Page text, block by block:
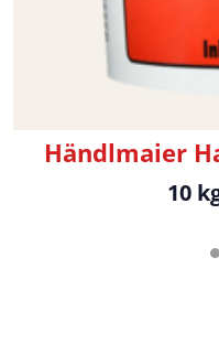
Händlmaier
10